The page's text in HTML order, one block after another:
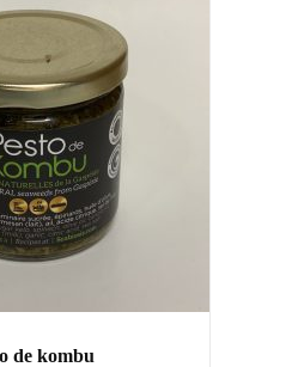
de kombu